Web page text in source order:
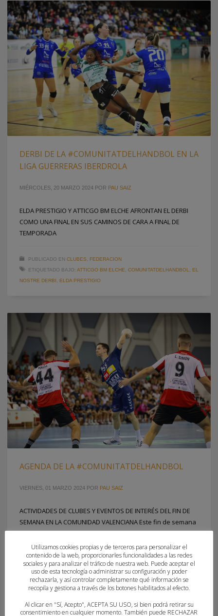
DERBI DE LA #COMUNITATDELHANDBOL EN LA
LIGA GUERRERAS IBERDROLA
MIÉRCOLES, 20 MARZO 2024 POR PAU SAIZ
ELDA PRESTIGIO Y ATTICGO BM ELCHE AFRONTAN EL DERBI
COMO UNA FINAL EN SUS CAMINOS DE CARA A FINAL DE
TEMPORADA
PUBLICADO EN CLUBES
FEDERACION
ETIQUETADO BAJO: ATTICGO BM ELCHE COMUNITATDELHANDBOL
EL
NOSTRE DERBI
ELDA PRESTIGIO
AGENDA DE LA #COMUNITATDELHANDBOL
VIERNES, 01 MARZO 2024 POR PAU SAIZ
ACTIVIDADES DE CLUBES Y EVENTOS DE INTERÉS DEL FIN DE
SEMANA EN LA COMUNIDAD VALENCIANA Este fin de semana
darán comienzo las Ligas Autonómicas dels Jocs Esportius
que enfrentarán a 8 equipos en cada categoría infantil y
cadete por un billete a la Fase Final Autonómica que tendrá
lugar el próximo sábado 4 de mayo
PUBLICADO EN
ETIQUETADO BAJO: COMUNITATDELHANDBOL ,EL NOSTRE DERBI
Utilizamos cookies propias y de terceros para personalizar el
contenido de la web, proporcionarles funcionalidades a las redes
sociales y para analizar el tráfico de nuestra web. Puede aceptar el
uso de esta tecnología o administrar su configuración y poder
rechazarla, y así controlar completamente qué información se
recopila y gestiona a través de los botones habilitados al efecto.
Al clicar en "Sí, Acepto", ACEPTA SU USO, si bien podrá retirar su
consentimiento en cualquier momento. También puede RECHAZAR